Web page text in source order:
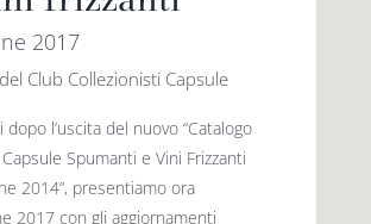
2017
Club Collezionisti Capsule
dopo l’uscita del nuovo “Catalogo
Spumanti e Vini Frizzanti
2014”, presentiamo ora
2017 con gli aggiornamenti